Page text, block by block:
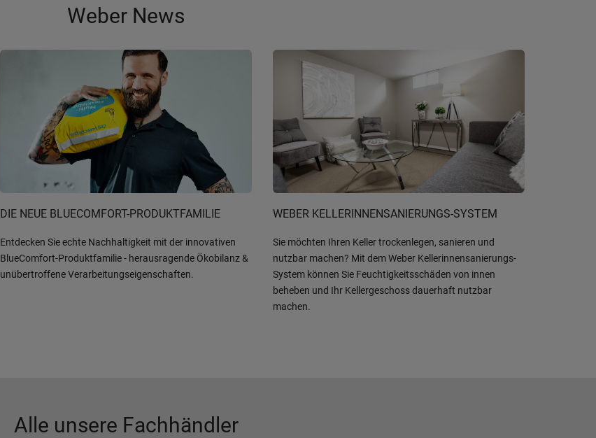
Weber News
DIE NEUE BLUECOMFORT-PRODUKTFAMILIE
Entdecken Sie echte Nachhaltigkeit mit der innovativen
BlueComfort-Produktfamilie - herausragende Ökobilanz &
unübertroffene Verarbeitungseigenschaften.
WEBER KELLERINNENSANIERUNGS-SYSTEM
Sie möchten Ihren Keller trockenlegen, sanieren und
nutzbar machen? Mit dem Weber Kellerinnensanierungs-
System können Sie Feuchtigkeitsschäden von innen
beheben und Ihr Kellergeschoss dauerhaft nutzbar
machen.
Alle unsere Fachhändler